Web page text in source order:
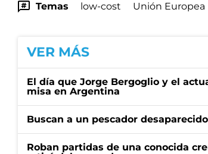
Temas low-cost Unión Europea
VER MÁS
El día que Jorge Bergoglio y el
misa en Argentina
Buscan a un pescador
Roban partidas de una conocida